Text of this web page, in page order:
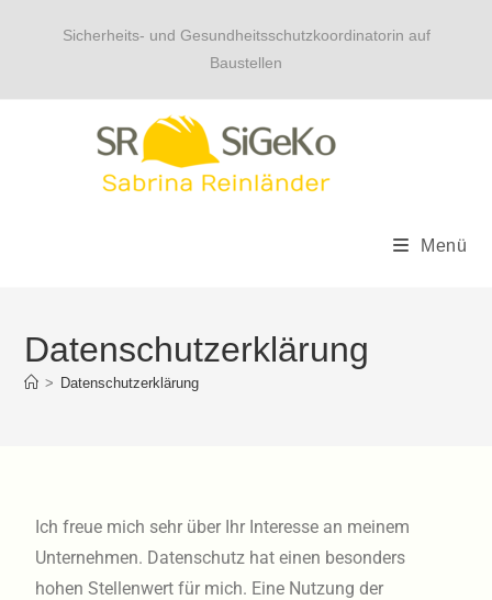
Sicherheits- und Gesundheitsschutzkoordinatorin auf
Baustellen
Menü
Datenschutzerklärung
> Datenschutzerklärung
Ich freue mich sehr über Ihr Interesse an meinem
Unternehmen. Datenschutz hat einen besonders
hohen Stellenwert für mich. Eine Nutzung der